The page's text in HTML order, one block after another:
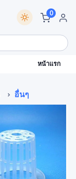
0
หน้าแรก
อื่นๆ